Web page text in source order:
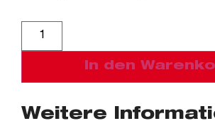
In den
Weitere